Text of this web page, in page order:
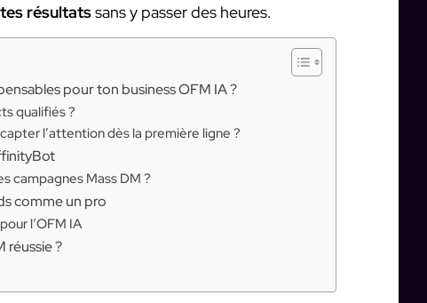
résultatssans y passer des heures.
pour ton business OFM IA ?
qualifiés ?
l’attention dès la première ligne ?
campagnes Mass DM ?
comme un pro
l’OFM IA
réussie ?